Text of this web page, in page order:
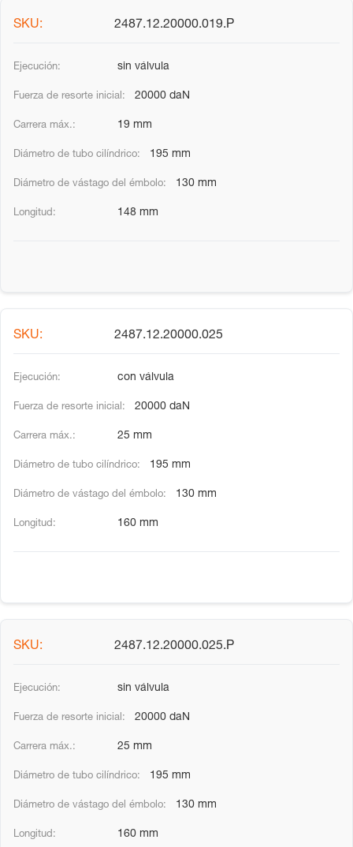
2487.12.20000.019.P
sin válvula
20000 daN
19 mm
195 mm
130 mm
148 mm
2487.12.20000.025
con válvula
20000 daN
25 mm
195 mm
130 mm
160 mm
2487.12.20000.025.P
sin válvula
20000 daN
25 mm
195 mm
130 mm
160 mm